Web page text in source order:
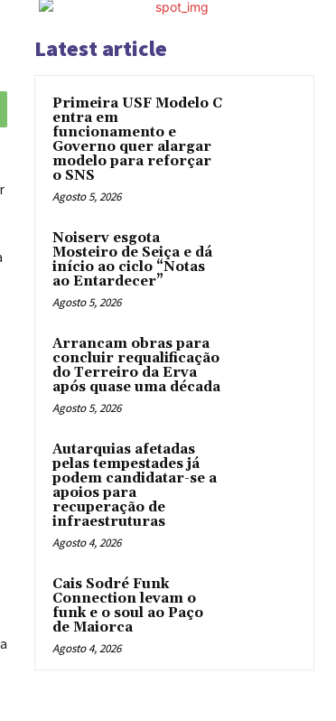
Latest article
Primeira USF Modelo C
entra em
funcionamento e
Governo quer alargar
modelo para reforçar
o SNS
Agosto 5, 2026
Noiserv esgota
Mosteiro de Seiça e dá
início ao ciclo “Notas
ao Entardecer”
Agosto 5, 2026
Arrancam obras para
concluir requalificação
do Terreiro da Erva
após quase uma década
Agosto 5, 2026
Autarquias afetadas
pelas tempestades já
podem candidatar-se a
apoios para
recuperação de
infraestruturas
Agosto 4, 2026
Cais Sodré Funk
Connection levam o
funk e o soul ao Paço
de Maiorca
Agosto 4, 2026